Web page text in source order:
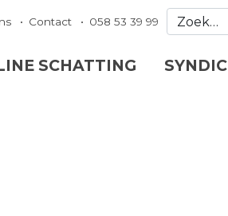
Contact 058 53 39 99
SCHATTING SYNDIC